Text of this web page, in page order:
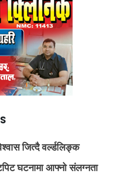
जित्दै वर्ल्डलिङ्क
घटनामा आफ्नो संलग्नता